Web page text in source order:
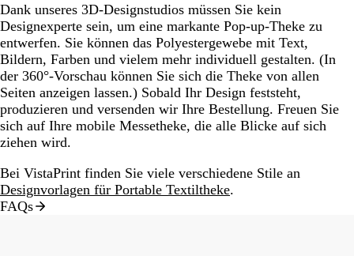
Dank unseres 3D-Designstudios müssen Sie kein
Designexperte sein, um eine markante Pop-up-Theke zu
entwerfen. Sie können das Polyestergewebe mit Text,
Bildern, Farben und vielem mehr individuell gestalten. (In
der 360°-Vorschau können Sie sich die Theke von allen
Seiten anzeigen lassen.) Sobald Ihr Design feststeht,
produzieren und versenden wir Ihre Bestellung. Freuen Sie
sich auf Ihre mobile Messetheke, die alle Blicke auf sich
ziehen wird.
Bei VistaPrint finden Sie viele verschiedene Stile an
Designvorlagen für Portable Textiltheke.
FAQs